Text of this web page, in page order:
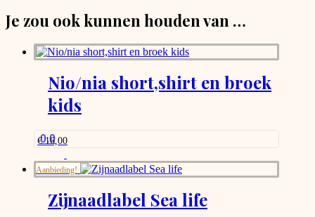
Je zou ook kunnen houden van …
Nio/nia short,shirt en broek
kids
0.0
€16,00
Aanbieding!
Zijnaadlabel Sea life